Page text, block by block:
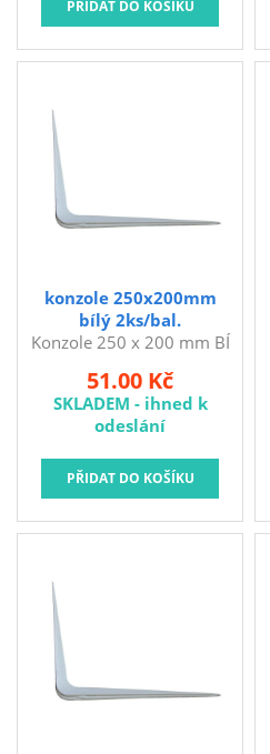
konzole 250x200mm
bílý 2ks/bal.
Konzole 250 x 200 mm BÍ
například na upevnění
polic na stěny, jejich
výhodou je snadná
montáž. rozměry: 250 x
200 mm barva: bílá
balení: 2 ks
51.00 Kč
SKLADEM - ihned k
odeslání